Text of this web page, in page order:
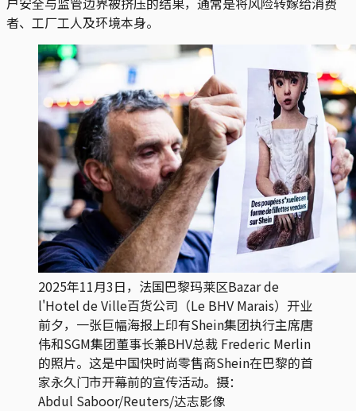
者、工厂工人及环境本身。
2025年11月3日，法国巴黎玛莱区Bazar de
l'Hotel de Ville百货公司（Le BHV Marais）开业
前夕，一张巨幅海报上印有Shein集团执行主席唐
伟和SGM集团董事长兼BHV总裁 Frederic Merlin
的照片。这是中国快时尚零售商Shein在巴黎的首
家永久门市开幕前的宣传活动。摄：
Abdul Saboor/Reuters/达志影像